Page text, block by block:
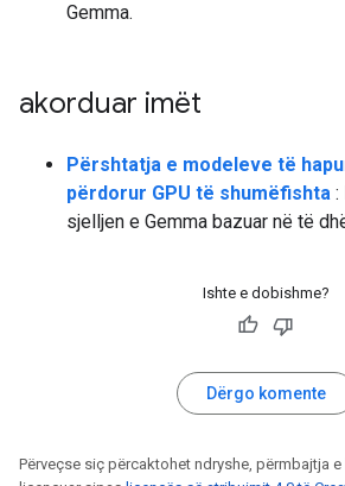
Gemma.
akorduar imët
Përshtatja e modeleve të
përdorur GPU të shumëfishta :
sjelljen e Gemma bazuar në të
Ishte e dobishme?
Dërgo komente
Përveçse siç përcaktohet ndryshe, përmbajtja